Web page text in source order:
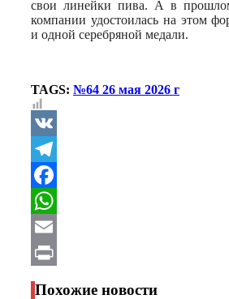
свои линейки пива. А в
компании удостоилась на этом
и одной серебряной медали.
TAGS: №64 26 мая 2026 г
VK
Telegram
Facebook
WhatsApp
Email
Print
Похожие новости